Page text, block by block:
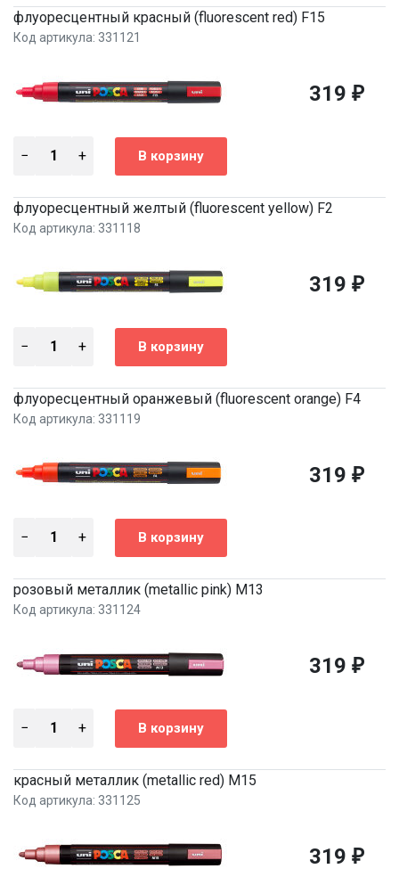
флуоресцентный красный (fluorescent red) F15
Код артикула: 331121
319 ₽
флуоресцентный желтый (fluorescent yellow) F2
Код артикула: 331118
319 ₽
флуоресцентный оранжевый (fluorescent orange) F4
Код артикула: 331119
319 ₽
розовый металлик (metallic pink) M13
Код артикула: 331124
319 ₽
красный металлик (metallic red) M15
Код артикула: 331125
319 ₽